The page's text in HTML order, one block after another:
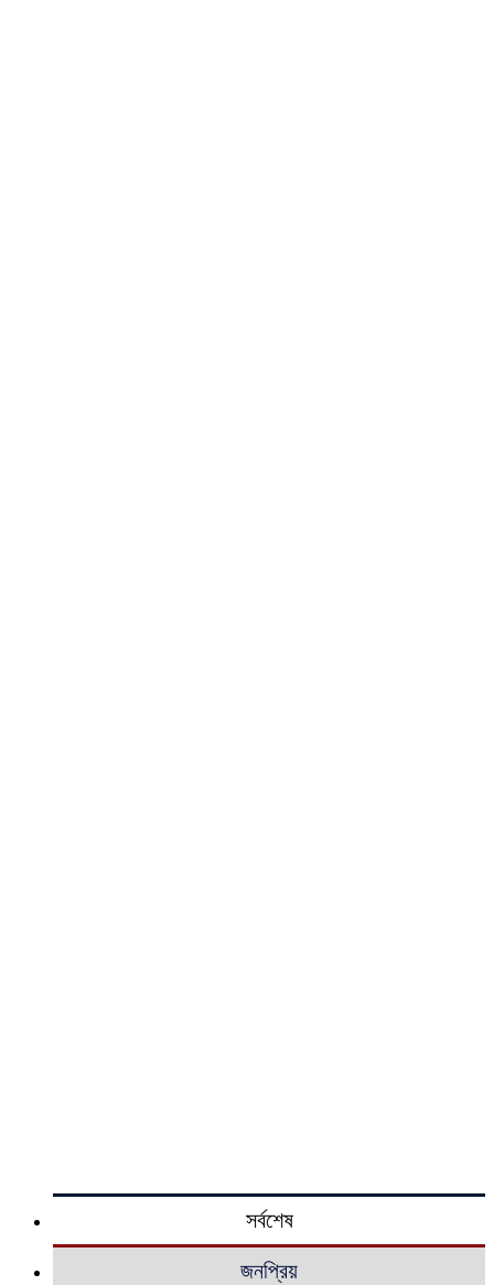
সর্বশেষ
জনপ্রিয়